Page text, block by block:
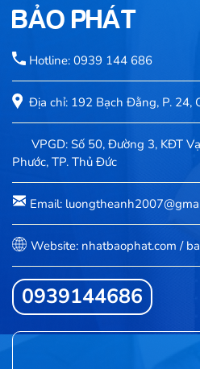
BẢO PHÁT
Hotline: 0939 144 686
Địa chỉ: 192 Bạch Đằng, P. 24,
VPGD: Số 50, Đường 3, KĐT
Phước, TP. Thủ Đức
Email:
Website: nhatbaophat.com /
0939144686